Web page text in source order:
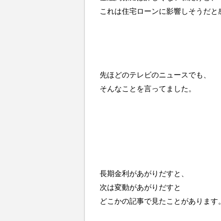
これは住宅ローンに影響しそうだと
先ほどのテレビのニュースでも、
そんなことを言ってました。
長期金利があがりだすと、
次は変動があがりだすと
どこかの記事で見たことがあります。